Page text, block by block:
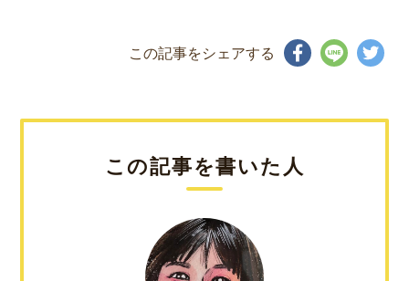
この記事をシェアする
この記事を書いた人